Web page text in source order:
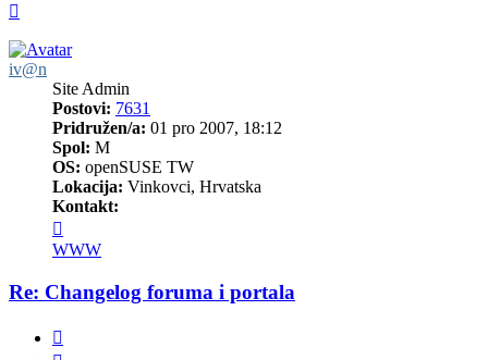
iv@n
Site Admin
Postovi: 7631
Pridružen/a: 01 pro 2007, 18:12
Spol: M
OS: openSUSE TW
Lokacija: Vinkovci, Hrvatska
Kontakt:
korisnika/cu
iv@n
WWW
Re: Changelog foruma i portala